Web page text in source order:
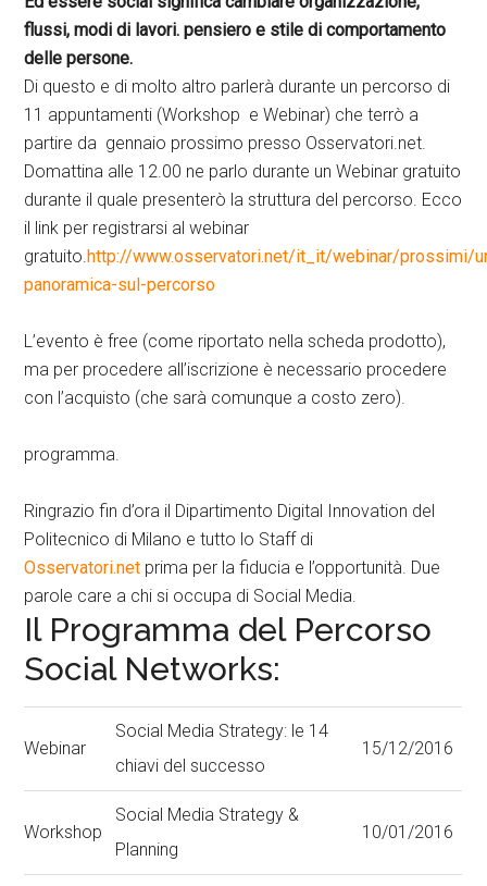
flussi, modi di lavori. pensiero e stile di comportamento
delle persone.
Di questo e di molto altro parlerà durante un percorso di
11 appuntamenti (Workshop e Webinar) che terrò a
partire da gennaio prossimo presso Osservatori.net.
Domattina alle 12.00 ne parlo durante un Webinar gratuito
durante il quale presenterò la struttura del percorso. Ecco
il link per registrarsi al webinar
gratuito.http://www.osservatori.net/it_it/webinar/prossimi/
panoramica-sul-percorso
L’evento è free (come riportato nella scheda prodotto),
ma per procedere all’iscrizione è necessario procedere
con l’acquisto (che sarà comunque a costo zero).
programma.
Ringrazio fin d’ora il Dipartimento Digital Innovation del
Politecnico di Milano e tutto lo Staff di
Osservatori.net prima per la fiducia e l’opportunità. Due
parole care a chi si occupa di Social Media.
Il Programma del Percorso
Social Networks:
Webinar
Social Media Strategy: le 14
chiavi del successo
15/12/2016
Workshop
Social Media Strategy &
Planning
10/01/2016